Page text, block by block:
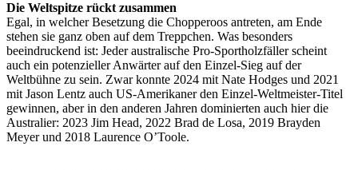
Die Weltspitze rückt zusammen
Egal, in welcher Besetzung die Chopperoos antreten, am Ende
stehen sie ganz oben auf dem Treppchen. Was besonders
beeindruckend ist: Jeder australische Pro-Sportholzfäller scheint
auch ein potenzieller Anwärter auf den Einzel-Sieg auf der
Weltbühne zu sein. Zwar konnte 2024 mit Nate Hodges und 2021
mit Jason Lentz auch US-Amerikaner den Einzel-Weltmeister-Titel
gewinnen, aber in den anderen Jahren dominierten auch hier die
Australier: 2023 Jim Head, 2022 Brad de Losa, 2019 Brayden
Meyer und 2018 Laurence O’Toole.